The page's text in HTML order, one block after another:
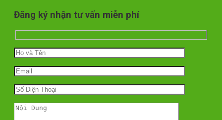
Đăng ký nhận tư vấn miễn phí